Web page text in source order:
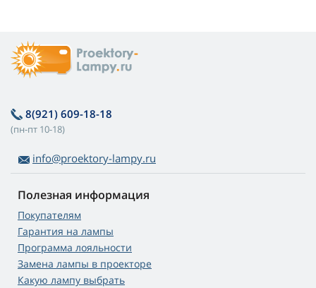
8(921) 609-18-18
(пн-пт 10-18)
info@proektory-lampy.ru
Полезная информация
Покупателям
Гарантия на лампы
Программа лояльности
Замена лампы в проекторе
Какую лампу выбрать